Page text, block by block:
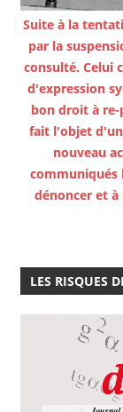
Suite à la
par la
consulté. Celui
d'expression
bon droit à
fait l'objet d'un
nouveau
communiqués
dénoncer et
LES RISQUES